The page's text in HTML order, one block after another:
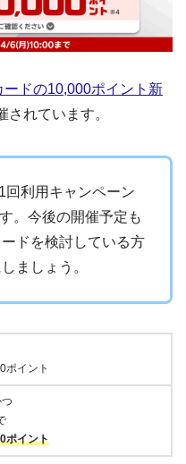
ードの10,000ポイント新
されています。
回利用キャンペーン
。今後の開催予定も
ドを検討している方
ましょう。
ポイント
ポイント